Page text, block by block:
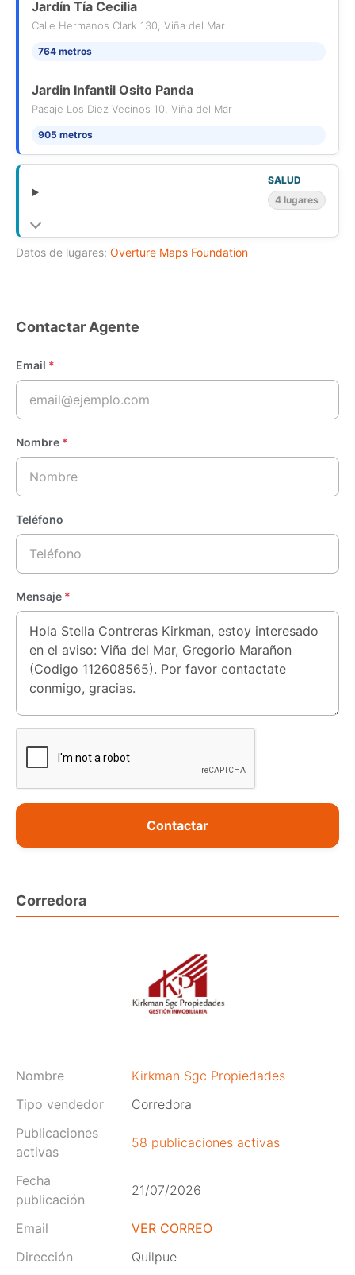
Jardín Tía Cecilia
Calle Hermanos Clark 130, Viña del Mar
764 metros
Jardin Infantil Osito Panda
Pasaje Los Diez Vecinos 10, Viña del Mar
905 metros
SALUD
4 lugares
Datos de lugares: Overture Maps Foundation
Contactar Agente
Email *
Nombre *
Teléfono
Mensaje *
Contactar
Corredora
Nombre
Kirkman Sgc Propiedades
Tipo vendedor
Corredora
Publicaciones
activas
58 publicaciones activas
Fecha
publicación
21/07/2026
Email
VER CORREO
Dirección
Quilpue